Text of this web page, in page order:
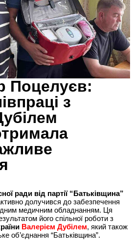
Поцелуєв:
з
ради від партії “Батьківщина”
долучився до забезпечення
медичним обладнанням. Ця
його спільної роботи з
Валерієм Дубілем, який також
об’єднання “Батьківщина”.